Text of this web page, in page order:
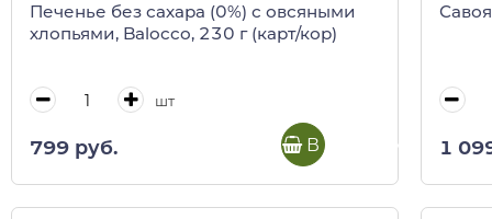
Печенье без сахара (0%) с овсяными
хлопьями, Balocco, 230 г (карт/кор)
шт
799 руб. В корзину 1